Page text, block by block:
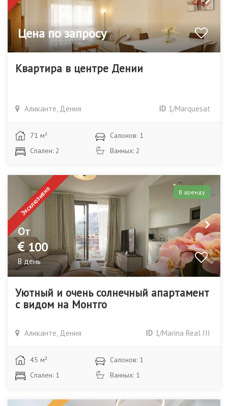
Цена по запросу
Квартира в центре Дении
Аликанте, Дения ID 1/Marquesat
71 м²
Салонов: 1
Спален: 2
Ванных: 2
Эксклюзивно В аренду
От
100
В день
Уютный и очень солнечный апартамент
с видом на Монтго
Аликанте, Дения ID 1/Marina Real III
45 м²
Салонов: 1
Спален: 1
Ванных: 1